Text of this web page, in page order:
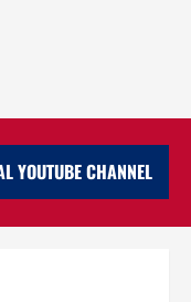
YOUTUBE CHANNEL